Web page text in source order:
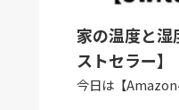
家の温度と
ストセラー】
今日は【Amazon